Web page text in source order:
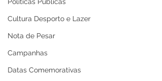
Cultura Desporto e Lazer
Nota de Pesar
Campanhas
Datas Comemorativas